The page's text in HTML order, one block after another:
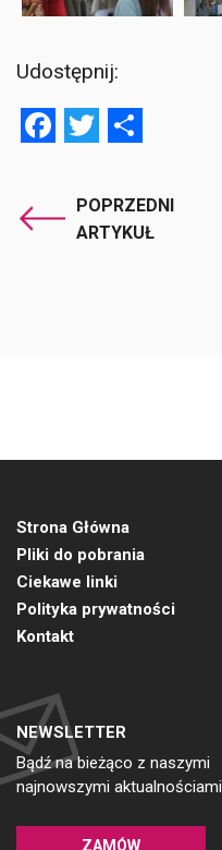
Udostępnij:
Facebook
Twitter
POPRZEDNI
ARTYKUŁ
Strona Główna
Pliki do pobrania
Ciekawe linki
Polityka prywatności
Kontakt
NEWSLETTER
Bądź na bieżąco z naszymi
najnowszymi aktualnościami
ZAMÓW